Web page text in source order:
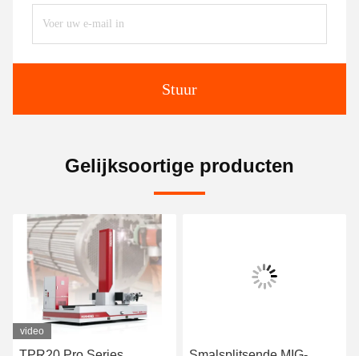
Stuur
Gelijksoortige producten
video